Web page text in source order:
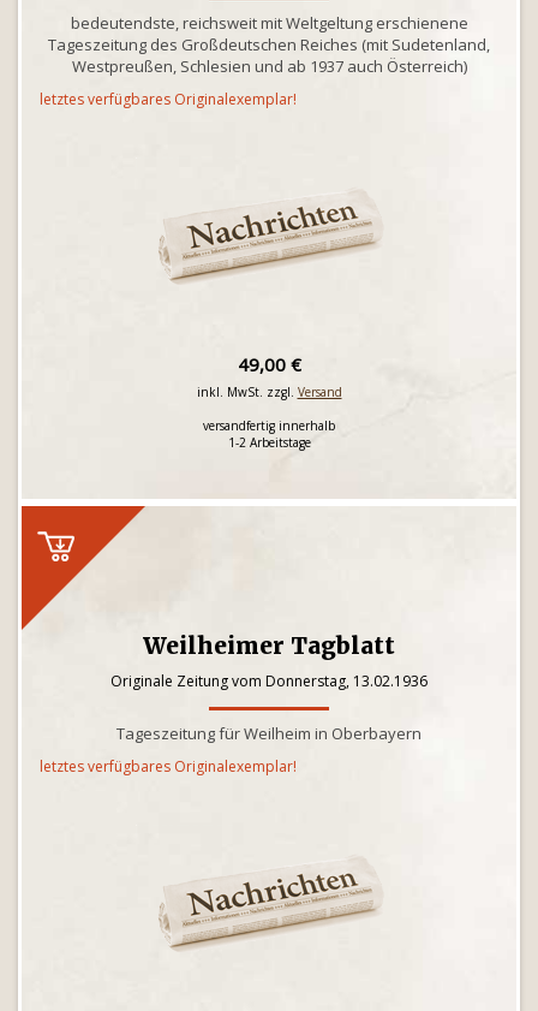
bedeutendste, reichsweit mit Weltgeltung erschienene
Tageszeitung des Großdeutschen Reiches (mit Sudetenland,
Westpreußen, Schlesien und ab 1937 auch Österreich)
letztes verfügbares Originalexemplar!
49,00 €
inkl. MwSt. zzgl. Versand
versandfertig innerhalb
1-2 Arbeitstage
Weilheimer Tagblatt
Originale Zeitung vom Donnerstag, 13.02.1936
Tageszeitung für Weilheim in Oberbayern
letztes verfügbares Originalexemplar!